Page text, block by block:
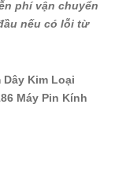
phí vận chuyển
nếu có lỗi từ
Dây Kim Loại
Máy Pin Kính